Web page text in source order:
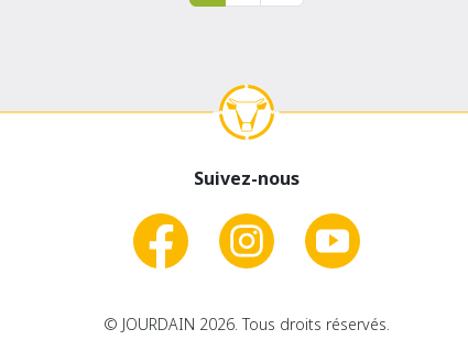
Suivez-nous
© JOURDAIN 2026. Tous droits réservés.